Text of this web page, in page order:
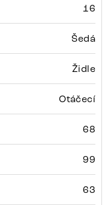
16
Šedá
Židle
Otáčecí
68
99
63